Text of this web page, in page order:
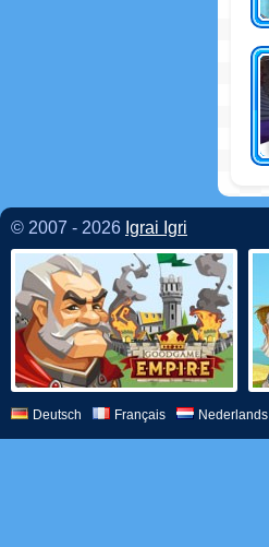
© 2007 - 2026 Igrai Igri
Deutsch Français Nederlands